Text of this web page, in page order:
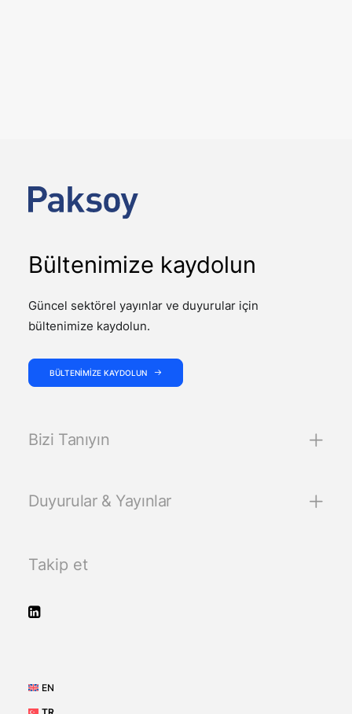
Bültenimize kaydolun
Güncel sektörel yayınlar ve duyurular için
bültenimize kaydolun.
BÜLTENIMIZE KAYDOLUN
Bizi Tanıyın
Duyurular & Yayınlar
Takip et
EN